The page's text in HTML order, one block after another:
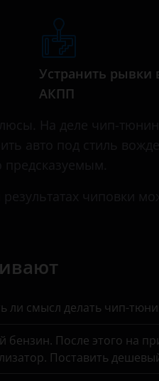
C8
Устранить рывки
АКПП
ли смысл делать чип-
бензин. После этого на
Поставить